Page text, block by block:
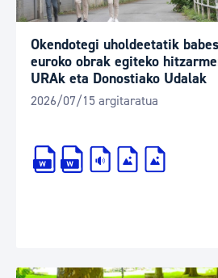
Okendotegi uholdeetatik
euroko obrak egiteko
URAk eta Donostiako Udalak
2026/07/15 argitaratua